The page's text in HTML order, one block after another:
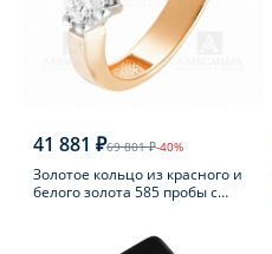
41 881 ₽69 801 ₽-40%
Золотое кольцо из красного и
белого золота 585 пробы с